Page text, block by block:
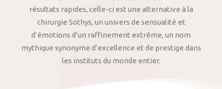
résultats rapides, celle-ci est une alternative à la
chirurgie Sothys, un univers de sensualité et
d’émotions d’un raffinement extrême, un nom
mythique synonyme d’excellence et de prestige dans
les instituts du monde entier.